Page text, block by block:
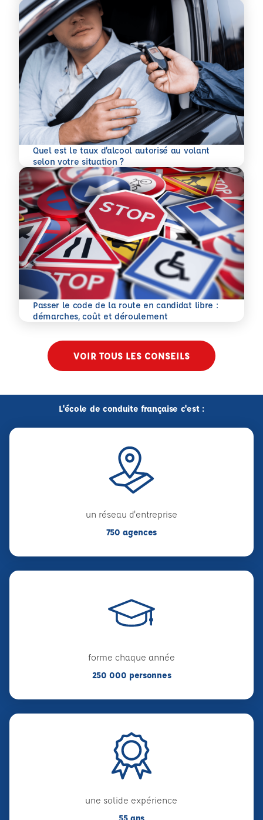
Quel est le taux d’alcool autorisé au volant
selon votre situation ?
En savoir plus
Passer le code de la route en candidat libre :
démarches, coût et déroulement
En savoir plus
VOIR TOUS LES CONSEILS
L'école de conduite française c'est :
un réseau d'entreprise
750 agences
forme chaque année
250 000 personnes
une solide expérience